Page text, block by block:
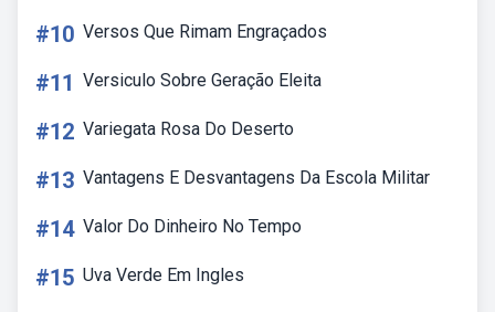
#10 Versos Que Rimam Engraçados
#11 Versiculo Sobre Geração Eleita
#12 Variegata Rosa Do Deserto
#13 Vantagens E Desvantagens Da Escola Militar
#14 Valor Do Dinheiro No Tempo
#15 Uva Verde Em Ingles